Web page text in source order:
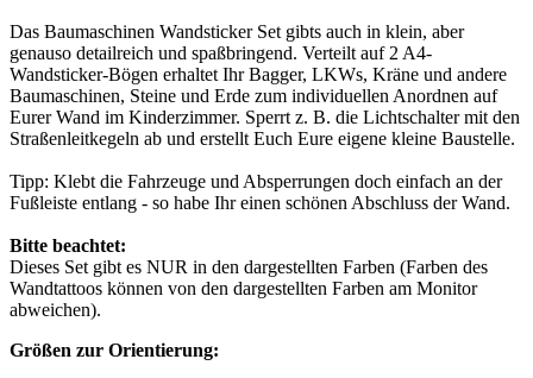
Das Baumaschinen Wandsticker Set gibts auch in klein, aber
genauso detailreich und spaßbringend. Verteilt auf 2 A4-
Wandsticker-Bögen erhaltet Ihr Bagger, LKWs, Kräne und andere
Baumaschinen, Steine und Erde zum individuellen Anordnen auf
Eurer Wand im Kinderzimmer. Sperrt z. B. die Lichtschalter mit den
Straßenleitkegeln ab und erstellt Euch Eure eigene kleine Baustelle.
Tipp: Klebt die Fahrzeuge und Absperrungen doch einfach an der
Fußleiste entlang - so habe Ihr einen schönen Abschluss der Wand.
Bitte beachtet:
Dieses Set gibt es NUR in den dargestellten Farben (Farben des
Wandtattoos können von den dargestellten Farben am Monitor
abweichen).
Größen zur Orientierung: